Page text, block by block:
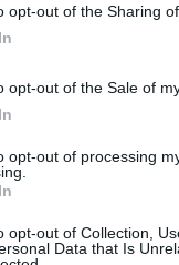
opt-out of the Sharing
opt-out of the Sale of
opt-out of processing
opt-out of Collection,
Data that Is